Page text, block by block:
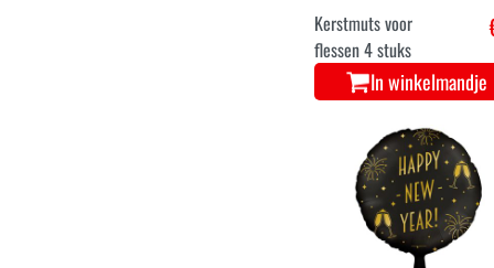
Kerstmuts voor
flessen 4 stuks